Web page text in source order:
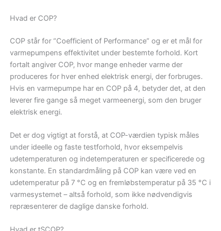
Hvad er COP?
COP står for “Coefficient of Performance” og er et mål for
varmepumpens effektivitet under bestemte forhold. Kort
fortalt angiver COP, hvor mange enheder varme der
produceres for hver enhed elektrisk energi, der forbruges.
Hvis en varmepumpe har en COP på 4, betyder det, at den
leverer fire gange så meget varmeenergi, som den bruger
elektrisk energi.
Det er dog vigtigt at forstå, at COP-værdien typisk måles
under ideelle og faste testforhold, hvor eksempelvis
udetemperaturen og indetemperaturen er specificerede og
konstante. En standardmåling på COP kan være ved en
udetemperatur på 7 °C og en fremløbstemperatur på 35 °C i
varmesystemet – altså forhold, som ikke nødvendigvis
repræsenterer de daglige danske forhold.